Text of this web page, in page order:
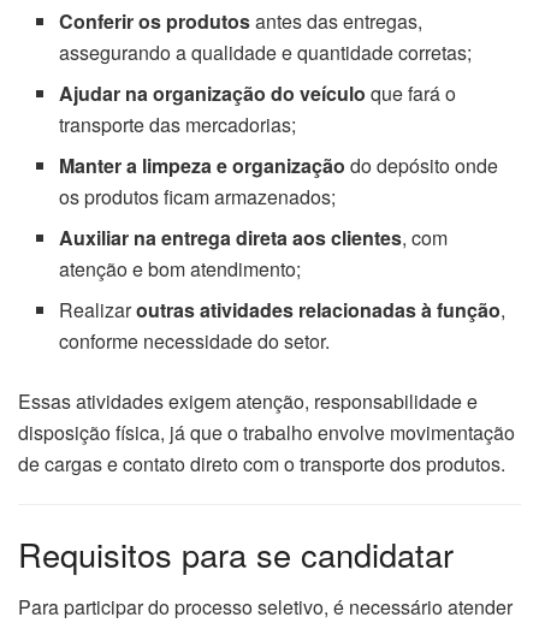
Conferir os produtosantes das entregas,
assegurando a qualidade e quantidade corretas;
Ajudar na organização do veículo que fará o
transporte das mercadorias;
Manter a limpeza e organização do depósito onde
os produtos ficam armazenados;
Auxiliar na entrega direta aos clientes, com
atenção e bom atendimento;
Realizaroutras atividades relacionadas à função,
conforme necessidade do setor.
Essas atividades exigem atenção, responsabilidade e
disposição física, já que o trabalho envolve movimentação
de cargas e contato direto com o transporte dos produtos.
Requisitos para se candidatar
Para participar do processo seletivo, é necessário atender